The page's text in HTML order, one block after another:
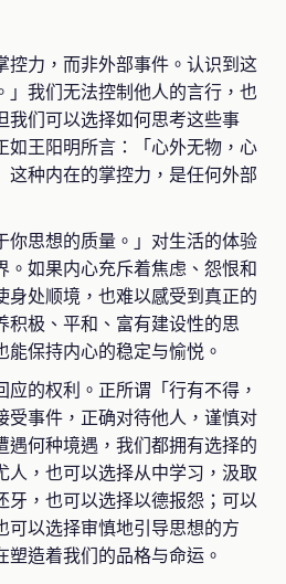
控力，而非外部事件。认识到这
」我们无法控制他人的言行，也
我们可以选择如何思考这些事
如王阳明所言：「心外无物，心
这种内在的掌控力，是任何外部
你思想的质量。」对生活的体验
。如果内心充斥着焦虑、怨恨和
身处顺境，也难以感受到真正的
积极、平和、富有建设性的思
保持内心的稳定与愉悦。
的权利。正所谓「行有不得，
受事件，正确对待他人，谨慎对
遇何种境遇，我们都拥有选择的
人，也可以选择从中学习，汲取
牙，也可以选择以德报怨；可以
可以选择审慎地引导思想的方
造着我们的品格与命运。